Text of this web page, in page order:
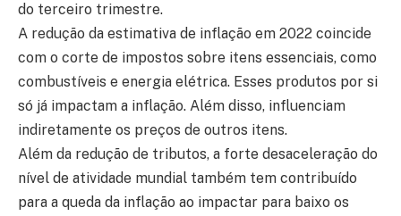
do terceiro trimestre.
A redução da estimativa de inflação em 2022 coincide
com o corte de impostos sobre itens essenciais, como
combustíveis e energia elétrica. Esses produtos por si
só já impactam a inflação. Além disso, influenciam
indiretamente os preços de outros itens.
Além da redução de tributos, a forte desaceleração do
nível de atividade mundial também tem contribuído
para a queda da inflação ao impactar para baixo os